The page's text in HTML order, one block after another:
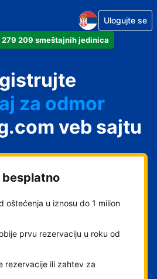
209 smeštajnih jedinica
Ulogujte se
hotel
za odmor
veb sajtu
besplatno
oštećenja u iznosu do 1 milion
prvu rezervaciju u roku od
rezervacije ili zahtev za